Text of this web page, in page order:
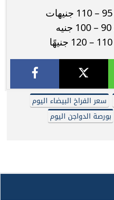
سعر الفراخ البيضاء اليوم
بورصة الدواجن اليوم